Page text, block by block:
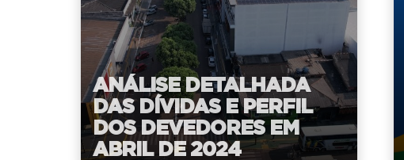
ANÁLISE DETALHADA
DAS DÍVIDAS E PERFIL
DOS DEVEDORES EM
ABRIL DE 2024